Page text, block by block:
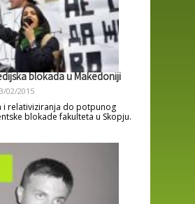
blokada u Makedoniji
02/2015
i relativiziranja do potpunog
blokade fakulteta u Skopju.